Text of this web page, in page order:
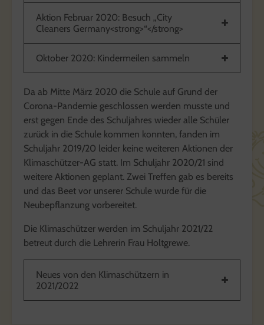
Aktion Februar 2020: Besuch „City
Cleaners Germany<strong>“</strong>
Oktober 2020: Kindermeilen sammeln
Da ab Mitte März 2020 die Schule auf Grund der
Corona-Pandemie geschlossen werden musste und
erst gegen Ende des Schuljahres wieder alle Schüler
zurück in die Schule kommen konnten, fanden im
Schuljahr 2019/20 leider keine weiteren Aktionen der
Klimaschützer-AG statt. Im Schuljahr 2020/21 sind
weitere Aktionen geplant. Zwei Treffen gab es bereits
und das Beet vor unserer Schule wurde für die
Neubepflanzung vorbereitet.
Die Klimaschützer werden im Schuljahr 2021/22
betreut durch die Lehrerin Frau Holtgrewe.
Neues von den Klimaschützern in
2021/2022